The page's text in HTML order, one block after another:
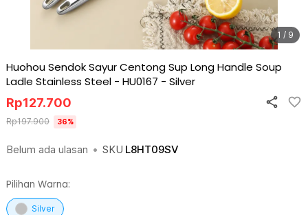
1 / 9
Huohou Sendok Sayur Centong Sup Long Handle Soup
Ladle Stainless Steel - HU0167 - Silver
Belum ada ulasan • SKU L8HT09SV
Rp127.700
Rp197.900 36%
Pilihan Warna:
Silver